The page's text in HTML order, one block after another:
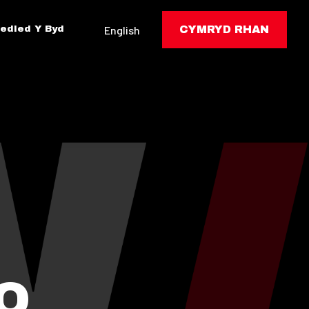
Y Byd English CYMRYD RHAN